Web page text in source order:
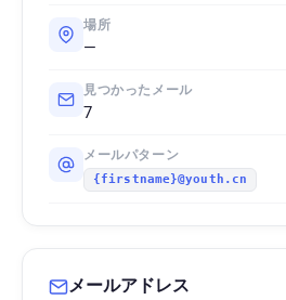
場所
—
見つかったメール
7
メールパターン
{firstname}@youth.cn
メールアドレス